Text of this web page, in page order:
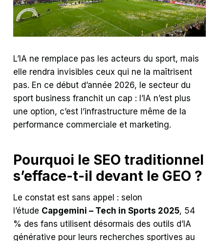
L’IA ne remplace pas les acteurs du sport, mais
elle rendra invisibles ceux qui ne la maîtrisent
pas. En ce début d’année 2026, le secteur du
sport business franchit un cap : l’IA n’est plus
une option, c’est l’infrastructure même de la
performance commerciale et marketing.
Pourquoi le SEO traditionnel
s’efface-t-il devant le GEO ?
Le constat est sans appel : selon
l’étude Capgemini – Tech in Sports 2025, 54
% des fans utilisent désormais des outils d’IA
générative pour leurs recherches sportives au